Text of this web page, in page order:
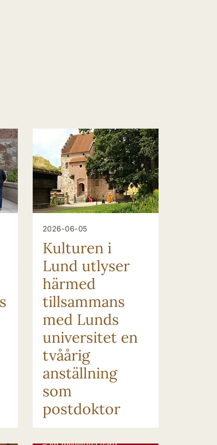
2026-06-05
Kulturen i
Lund utlyser
härmed
tillsammans
med Lunds
universitet en
tvåårig
anställning
som
postdoktor